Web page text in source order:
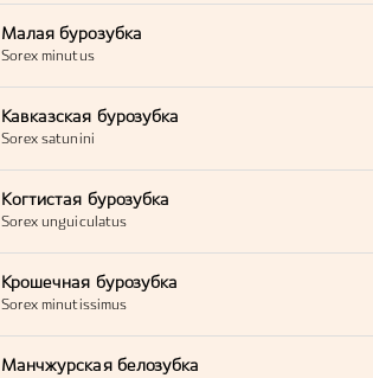
Малая бурозубка
Sorex minutus
Кавказская бурозубка
Sorex satunini
Когтистая бурозубка
Sorex unguiculatus
Крошечная бурозубка
Sorex minutissimus
Манчжурская белозубка